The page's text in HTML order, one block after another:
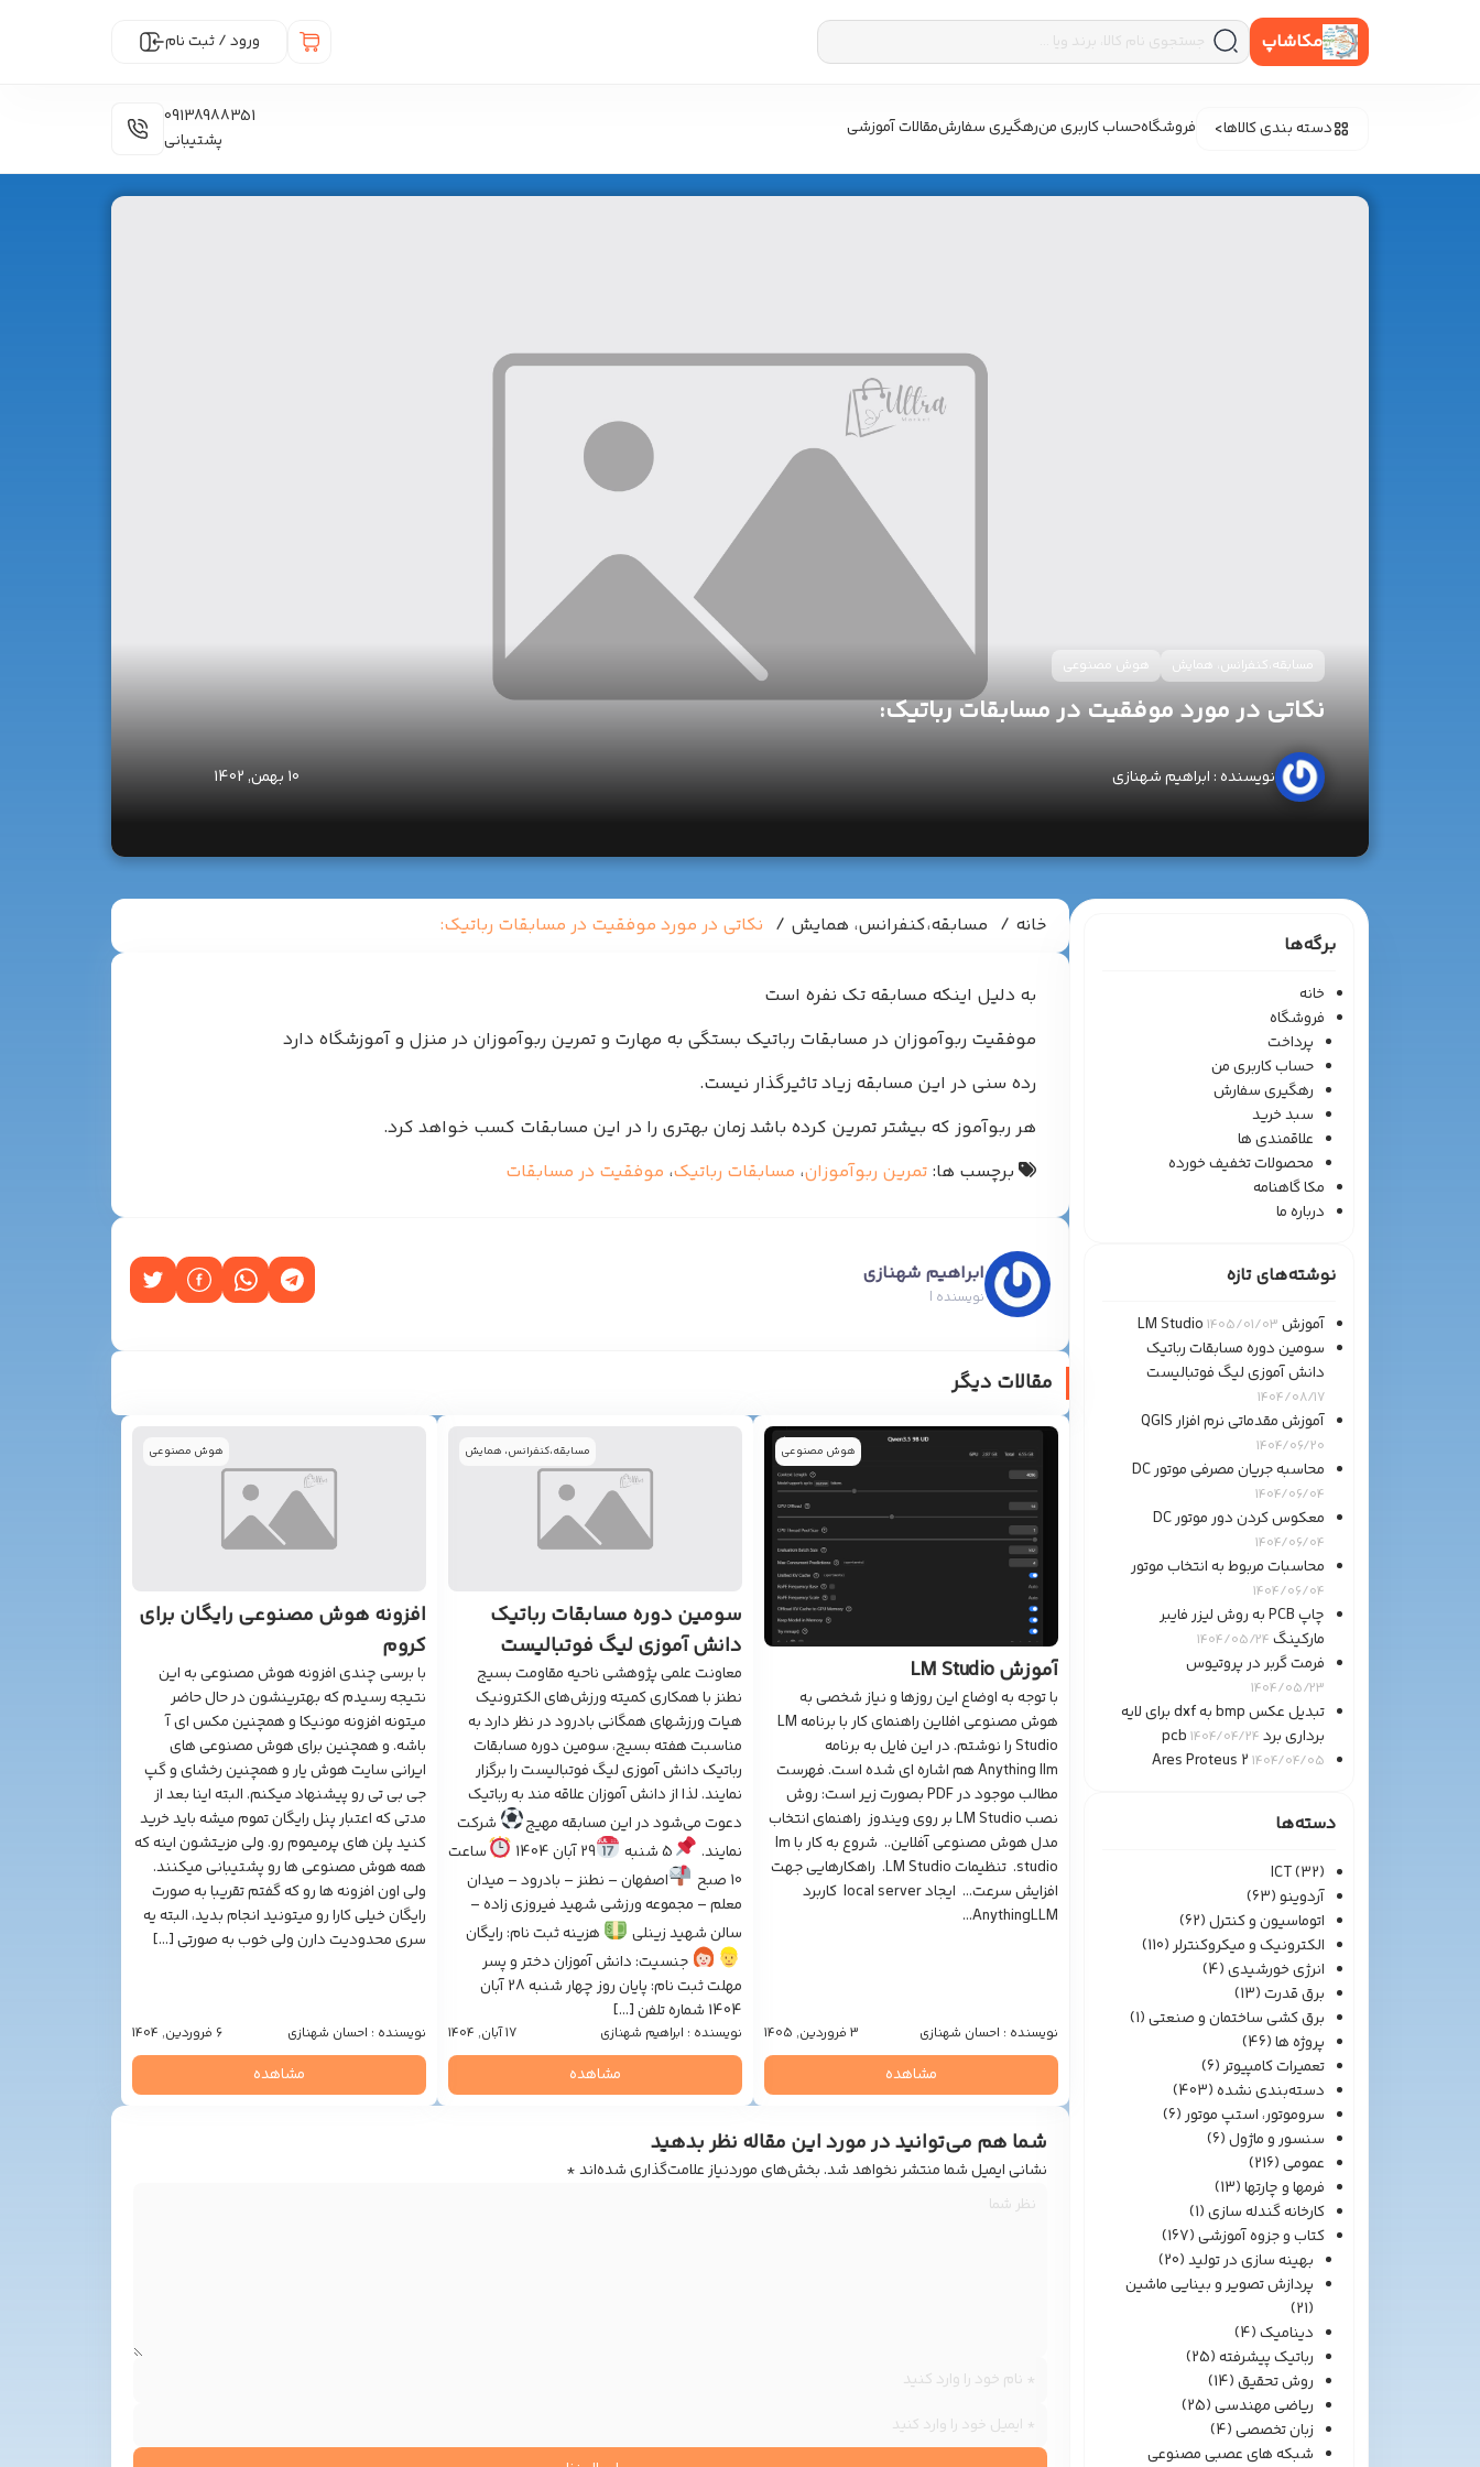
مکاشاپ ورود / ثبت نام
دسته بندی کالاها فروشگاهحساب کاربری منرهگیری سفارشمقالات آموزشی
09138988351
پشتیبانی
مسابقه،کنفرانس، همایش هوش مصنوعی
نکاتی در مورد موفقیت در مسابقات رباتیک:
ابراهیم شهنازی 10 بهمن, 1402
خانه مسابقه،کنفرانس، همایش نکاتی در مورد موفقیت در مسابقات رباتیک:
به دلیل اینکه مسابقه تک نفره است
موفقیت ربوآموزان در مسابقات رباتیک بستگی به مهارت و تمرین ربوآموزان در منزل و آموزشگاه دارد
رده سنی در این مسابقه زیاد تاثیرگذار نیست.
هر ربوآموز که بیشتر تمرین کرده باشد زمان بهتری را در این مسابقات کسب خواهد کرد.
برچسب ها:تمرین ربوآموزان، مسابقات رباتیک، موفقیت در مسابقات
ابراهیم شهنازی
نویسنده |
مقالات دیگر
آموزش LM Studio
با توجه به اوضاع این روزها و نیاز شخصی به
هوش مصنوعی افلاین راهنمای کار با برنامه LM
Studio را نوشتم. در این فایل به برنامه
Anything llm هم اشاره ای شده است. فهرست
مطالب موجود در PDF بصورت زیر است: روش
نصب LM Studio بر روی ویندوز راهنمای انتخاب
مدل هوش مصنوعی آفلاین.. شروع به کار با lm
studio. تنظیمات LM Studio. راهکارهایی جهت
افزایش سرعت… ایجاد local server کاربرد
AnythingLLM…
هوش مصنوعی
نویسنده : احسان شهنازی 3 فروردین, 1405
مشاهده
سومین دوره مسابقات رباتیک
دانش آموزی لیگ فوتبالیست
معاونت علمی پژوهشی ناحیه مقاومت بسیج
نطنز با همکاری کمیته ورزش‌های الکترونیک
هیات ورزشهای همگانی بادرود در نظر دارد به
مناسبت هفته بسیج، سومین دوره مسابقات
رباتیک دانش آموزی لیگ فوتبالیست را برگزار
نمایند. لذا از دانش آموزان علاقه مند به رباتیک
دعوت می‌شود در این مسابقه مهیج
شرکت
نمایند.
5 شنبه 29 آبان 1404
ساعت
10 صبح
اصفهان – نطنز – بادرود – میدان
معلم – مجموعه ورزشی شهید فیروزی زاده –
سالن شهید زینلی
هزینه ثبت نام: رایگان
جنسیت: دانش آموزان دختر و پسر
مهلت ثبت نام: پایان روز چهار شنبه 28 آبان
1404 شماره تلفن […]
مسابقه،کنفرانس، همایش
نویسنده : ابراهیم شهنازی 17 آبان, 1404
مشاهده
افزونه هوش مصنوعی رایگان برای
کروم
با برسی چندی افزونه هوش مصنوعی به این
نتیجه رسیدم که بهترینشون در حال حاضر
میتونه افزونه مونیکا و همچنین مکس ای آ
باشه. و همچنین برای هوش مصنوعی های
ایرانی سایت هوش یار و همچنین رخشای و گپ
جی بی تی رو پیشنهاد میکنم. البته اینا بعد از
مدتی که اعتبار پنل رایگان تموم میشه باید خرید
کنید پلن های پرمیموم رو. ولی مزیتشون اینه که
همه هوش مصنوعی ها رو پشتیبانی میکنند.
ولی اون افزونه ها رو که گفتم تقریبا به صورت
رایگان خیلی کارا رو میتونید انجام بدید، البته یه
سری محدودیت دارن ولی خوب به صورتی […]
هوش مصنوعی
نویسنده : احسان شهنازی 6 فروردین, 1404
مشاهده
شما هم می‌توانید در مورد این مقاله نظر بدهید
نشانی ایمیل شما منتشر نخواهد شد. بخش‌های موردنیاز علامت‌گذاری شده‌اند*
برگه‌ها
خانه
فروشگاه
پرداخت
حساب کاربری من
رهگیری سفارش
سبد خرید
علاقمندی ها
محصولات تخفیف خورده
مکا گاهنامه
درباره ما
نوشته‌های تازه
آموزش LM Studio 1405/01/03
سومین دوره مسابقات رباتیک
دانش آموزی لیگ فوتبالیست
1404/08/17
آموزش مقدماتی نرم افزار QGIS
1404/06/20
محاسبه جریان مصرفی موتور DC
1404/06/04
معکوس کردن دور موتور DC
1404/06/04
محاسبات مربوط به انتخاب موتور
1404/06/04
چاپ PCB به روش لیزر فایبر
مارکینگ 1404/05/24
فرمت گربر در پروتیوس
1404/05/23
تبدیل عکس bmp به dxf برای لایه
برداری برد pcb 1404/04/24
Ares Proteus 2 1404/04/05
دسته‌ها
ICT(32)
آردوینو(63)
اتوماسیون و کنترل(62)
الکترونیک و میکروکنترلر(110)
انرژی خورشیدی(4)
برق قدرت(13)
برق کشی ساختمان و صنعتی(1)
پروژه ها(46)
تعمیرات کامپیوتر(6)
دسته‌بندی نشده(403)
سروموتور، استپ موتور(6)
سنسور و ماژول(6)
عمومی(216)
فرمها و چارتها(13)
کارخانه گندله سازی(1)
کتاب و جزوه آموزشی(167)
بهینه سازی در تولید(20)
پردازش تصویر و بینایی ماشین
(21)
دینامیک(4)
رباتیک پیشرفته(25)
روش تحقیق(14)
ریاضی مهندسی(25)
زبان تخصصی(4)
شبکه های عصبی مصنوعی